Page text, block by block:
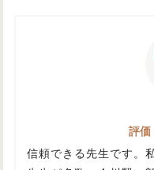
評
信頼できる先生です。